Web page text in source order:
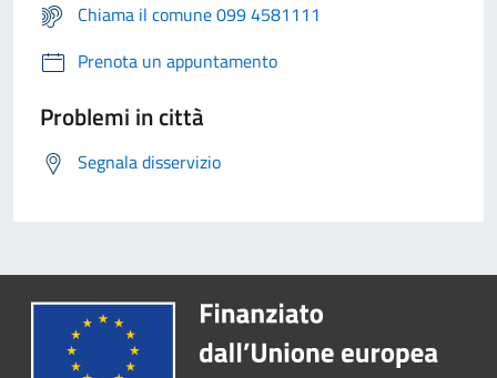
Chiama il comune 099 4581111
Prenota un appuntamento
Problemi in città
Segnala disservizio